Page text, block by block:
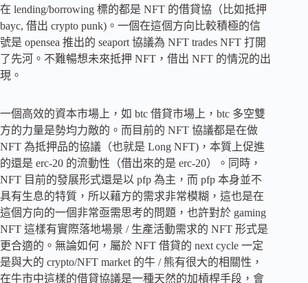
在 lending/borrowing 標的都是 NFT 的借貸協（比如抵押
bayc, 借出 crypto punk)。一個在這個方向比較積極的信
號是 opensea 推出的 seaport 協議為 NFT trades NFT 打開
了先河。不難暢想未來抵押 NFT，借出 NFT 的情況的出
現。
一個高效的資本市場上，如 btc 借貸市場上，btc 多空雙
方的力量是勢均力敵的。而目前的 NFT 協議都是在做
NFT 為抵押品的協議（也就是 Long NFT)，本質上促進
的還是 erc-20 的流動性（借出來的是 erc-20）。同時，
NFT 目前的發展形式還是以 pfp 為主，而 pfp 本身並不
具有生息的特質，所以藉方的需求非常模糊，這也是在
這個方向的一個非常亟需思考的問題，也許對於 gaming
NFT 這樣有實際落地場景 / 生產活動需求的 NFT 形式是
更合適的。無論如何，屬於 NFT 借貸的 next cycle 一定
是與大的 crypto/NFT market 的牛 / 熊有很大的相關性，
在牛市中這樣的借貸協議是一種天然的加槓桿手段，會